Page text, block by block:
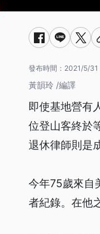
發布時間： 2021/5/31
黃韻玲 /編譯
即使基地營有
位登山客終於
退休律師則是
今年75歲來自
者紀錄。在他